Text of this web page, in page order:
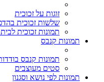
זוגות על זכוכית
שלשות זכוכית
תמונות זכוכית
תמונות קנבס
תמונות קנבס
סטים מעוצבים
תמונות לפי נושא וסגנון